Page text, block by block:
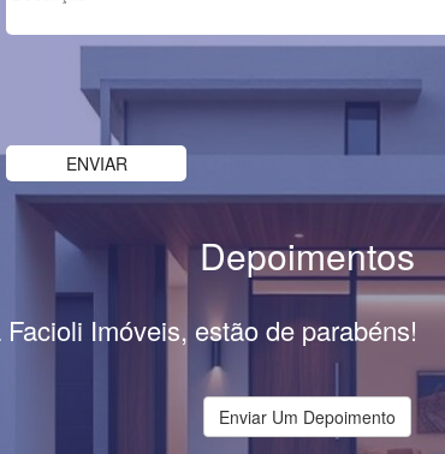
Depoimentos
Imóveis, estão de parabéns!
Enviar Um Depoimento